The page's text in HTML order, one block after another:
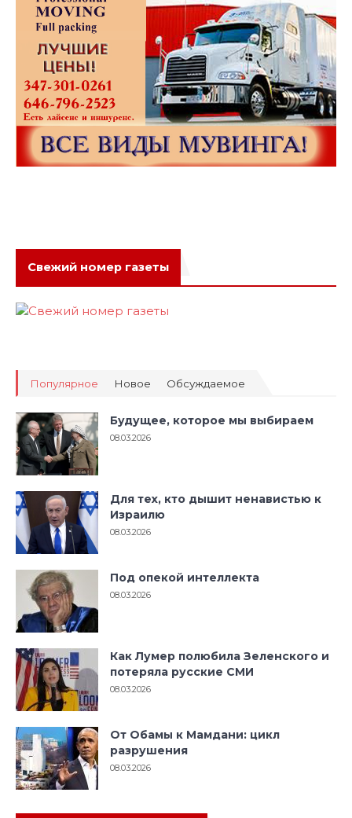
Свежий номер газеты
Популярное Новое Обсуждаемое
Будущее, которое мы выбираем
08.03.2026
Для тех, кто дышит ненавистью к
Израилю
08.03.2026
Под опекой интеллекта
08.03.2026
Как Лумер полюбила Зеленского и
потеряла русские СМИ
08.03.2026
От Обамы к Мамдани: цикл
разрушения
08.03.2026